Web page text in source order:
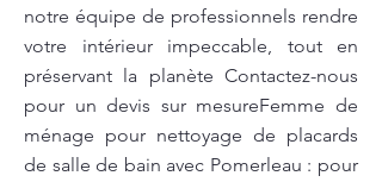
notre équipe de professionnels rendre
votre intérieur impeccable, tout en
préservant la planète Contactez-nous
pour un devis sur mesureFemme de
ménage pour nettoyage de placards
de salle de bain avec Pomerleau : pour